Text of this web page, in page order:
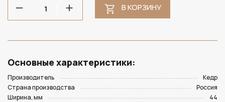
В КОРЗИНУ
Основные характеристики:
Производитель
Кедр
Страна производства
Россия
Ширина, мм
44